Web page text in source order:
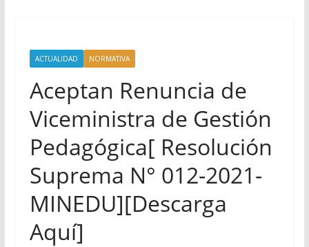
ACTUALIDAD NORMATIVA
Aceptan Renuncia de
Viceministra de Gestión
Pedagógica[ Resolución
Suprema N° 012-2021-
MINEDU][Descarga
Aquí]